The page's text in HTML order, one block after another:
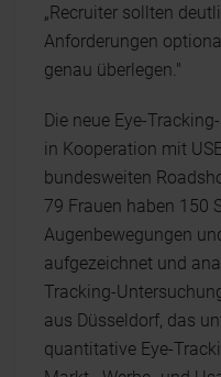
„Recruiter sollten
Anforderungen
genau überlegen."
Die neue Eye-
in Kooperation mit
bundesweiten
79 Frauen haben 150
Augenbewegungen
aufgezeichnet und
Tracking-
aus Düsseldorf, das
quantitative Eye-